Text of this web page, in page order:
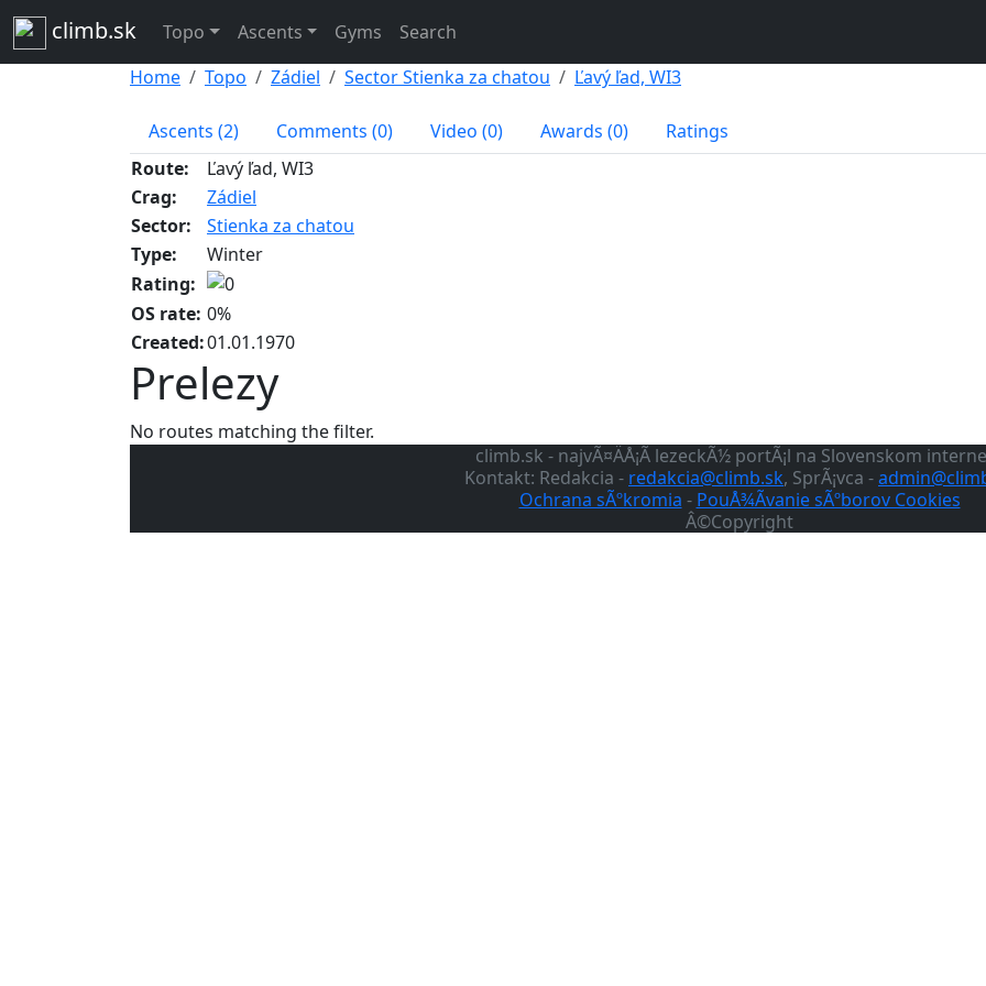
climb.sk Topo Ascents Gyms Search
Home
Topo Zádiel Sector Stienka za chatou Ľavý ľad, WI3
Ascents (2) Comments (0) Video (0) Awards (0)
Ratings
Route:
Ľavý ľad, WI3
Crag:
Zádiel
Sector:
Stienka za chatou
Type:
Winter
Rating:
OS rate: 0%
Created:01.01.1970
Prelezy
No routes matching the filter.
climb.sk - najvÃ¤ÄÅ¡Ã­ lezeckÃ½ portÃ¡l na Slovenskom
Kontakt: Redakcia - redakcia@climb.sk, SprÃ¡vca -
Ochrana sÃºkromia - PouÅ¾Ã­vanie sÃºborov Cookies
Â©Copyright